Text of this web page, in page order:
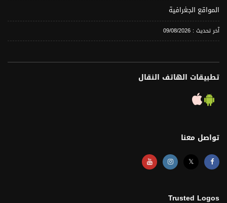
المواقع الجغرافية
آخر تحديث : 09/08/2026
تطبيقات الهاتف النقال
تواصل معنا
𝕏
Trusted Logos